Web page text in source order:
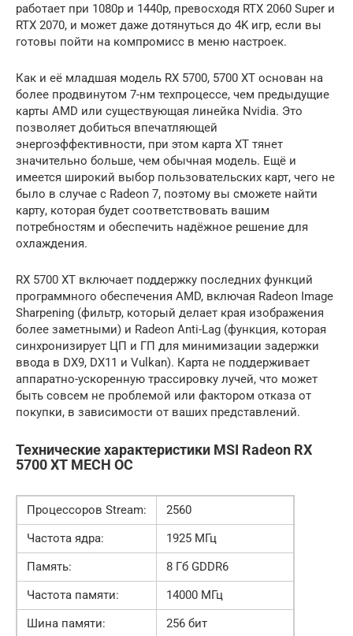
работает при 1080p и 1440p, превосходя RTX 2060 Super и
RTX 2070, и может даже дотянуться до 4K игр, если вы
готовы пойти на компромисс в меню настроек.
Как и её младшая модель RX 5700, 5700 XT основан на
более продвинутом 7-нм техпроцессе, чем предыдущие
карты AMD или существующая линейка Nvidia. Это
позволяет добиться впечатляющей
энергоэффективности, при этом карта XT тянет
значительно больше, чем обычная модель. Ещё и
имеется широкий выбор пользовательских карт, чего не
было в случае с Radeon 7, поэтому вы сможете найти
карту, которая будет соответствовать вашим
потребностям и обеспечить надёжное решение для
охлаждения.
RX 5700 XT включает поддержку последних функций
программного обеспечения AMD, включая Radeon Image
Sharpening (фильтр, который делает края изображения
более заметными) и Radeon Anti-Lag (функция, которая
синхронизирует ЦП и ГП для минимизации задержки
ввода в DX9, DX11 и Vulkan). Карта не поддерживает
аппаратно-ускоренную трассировку лучей, что может
быть совсем не проблемой или фактором отказа от
покупки, в зависимости от ваших представлений.
Технические характеристики MSI Radeon RX
5700 XT MECH OC
Процессоров Stream:
2560
Частота ядра:
1925 МГц
Память:
8 Гб GDDR6
Частота памяти:
14000 МГц
Шина памяти:
256 бит